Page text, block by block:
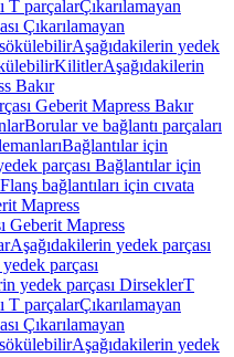
T parçalarÇıkarılamayan
Çıkarılamayan
Aşağıdakilerin yedek
KilitlerAşağıdakilerin
Bakır
Geberit Mapress Bakır
Borular ve bağlantı parçaları
Bağlantılar için
parçası Bağlantılar için
Flanş bağlantıları için cıvata
Mapress
Geberit Mapress
Aşağıdakilerin yedek parçası
parçası
yedek parçası DirseklerT
T parçalarÇıkarılamayan
Çıkarılamayan
Aşağıdakilerin yedek